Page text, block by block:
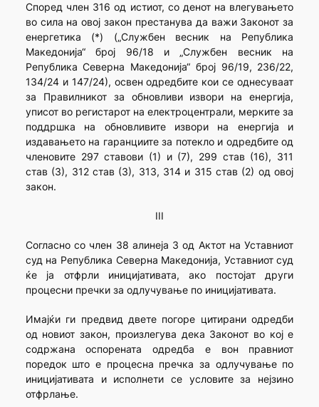
Според член 316 од истиот, со денот на влегувањето
во сила на овој закон престанува да важи Законот за
енергетика (*) („Службен весник на Република
Македонија“ број 96/18 и „Службен весник на
Република Северна Македонија“ број 96/19, 236/22,
134/24 и 147/24), освен одредбите кои се однесуваат
за Правилникот за обновливи извори на енергија,
уписот во регистарот на електроцентрали, мерките за
поддршка на обновливите извори на енергија и
издавањето на гаранциите за потекло и одредбите од
членовите 297 ставови (1) и (7), 299 став (16), 311
став (3), 312 став (3), 313, 314 и 315 став (2) од овој
закон.
III
Согласно со член 38 алинеја 3 од Актот на Уставниот
суд на Република Северна Македонија, Уставниот суд
ќе ја отфрли иницијативата, ако постојат други
процесни пречки за одлучување по иницијативата.
Имајќи ги предвид двете погоре цитирани одредби
од новиот закон, произлегува дека Законот во кој е
содржана оспорената одредба е вон правниот
поредок што е процесна пречка за одлучување по
иницијативата и исполнети се условите за нејзино
отфрлање.